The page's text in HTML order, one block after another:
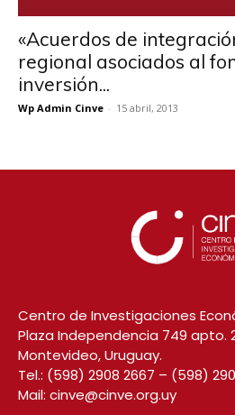
«Acuerdos de
regional asociados al
inversión...
Wp Admin Cinve - 15 abril, 2013
Centro de Investigaciones
Plaza Independencia 749 apto.
Montevideo, Uruguay.
Tel.: (598) 2908 2667 – (598)
Mail: cinve@cinve.org.uy